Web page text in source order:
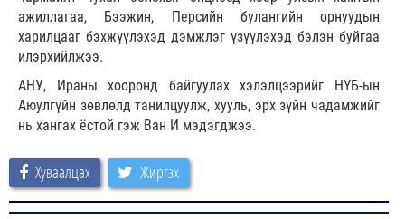
ажиллагаа, Бээжин, Персийн булангийн орнуудын
харилцааг бэхжүүлэхэд дэмжлэг үзүүлэхэд бэлэн буйгаа
илэрхийлжээ.
АНУ, Ираны хооронд байгуулах хэлэлцээрийг НҮБ-ын
Аюулгүйн зөвлөлд танилцуулж, хууль, эрх зүйн чадамжийг
нь хангах ёстой гэж Ван И мэдэгджээ.
Хуваалцах Жиргэх